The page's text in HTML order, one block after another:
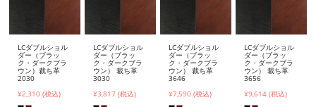
LCダブルショル
ダー（ブラッ
ク・ダークブラ
ウン）裁ち革
2030
¥2,310 (税込)
LCダブルショル
ダー（ブラッ
ク・ダークブラ
ウン） 裁ち革
3030
¥3,817 (税込)
LCダブルショル
ダー（ブラッ
ク・ダークブラ
ウン） 裁ち革
3646
¥7,590 (税込)
LCダブルショル
ダー（ブラッ
ク・ダークブラ
ウン） 裁ち革
3656
¥9,614 (税込)